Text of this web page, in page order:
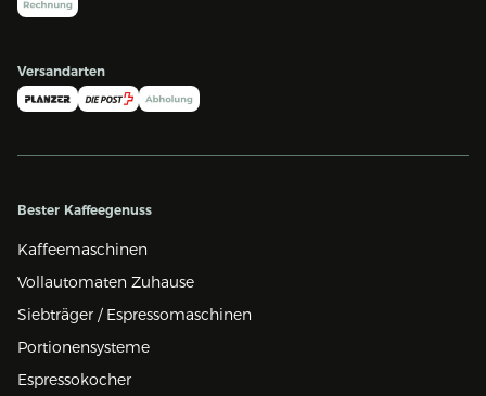
Versandarten
Bester Kaffeegenuss
Kaffeemaschinen
Vollautomaten Zuhause
Siebträger / Espressomaschinen
Portionensysteme
Espressokocher